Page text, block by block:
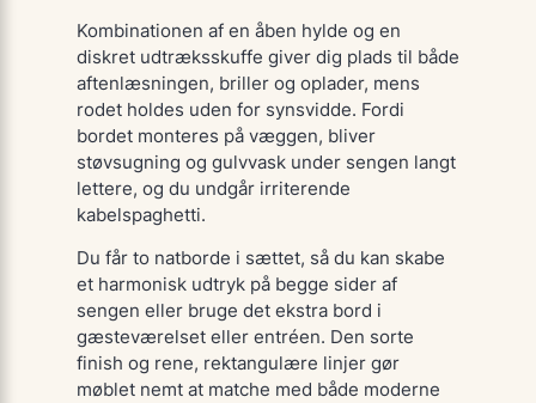
Kombinationen af en åben hylde og en
diskret udtræksskuffe giver dig plads til både
aftenlæsningen, briller og oplader, mens
rodet holdes uden for synsvidde. Fordi
bordet monteres på væggen, bliver
støvsugning og gulvvask under sengen langt
lettere, og du undgår irriterende
kabelspaghetti.
Du får to natborde i sættet, så du kan skabe
et harmonisk udtryk på begge sider af
sengen eller bruge det ekstra bord i
gæsteværelset eller entréen. Den sorte
finish og rene, rektangulære linjer gør
møblet nemt at matche med både moderne